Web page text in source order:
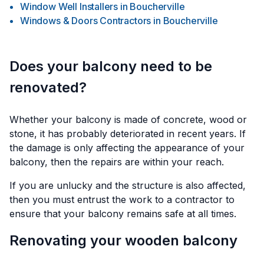
Window Well Installers in Boucherville
Windows & Doors Contractors in Boucherville
Does your balcony need to be
renovated?
Whether your balcony is made of concrete, wood or
stone, it has probably deteriorated in recent years. If
the damage is only affecting the appearance of your
balcony, then the repairs are within your reach.
If you are unlucky and the structure is also affected,
then you must entrust the work to a contractor to
ensure that your balcony remains safe at all times.
Renovating your wooden balcony